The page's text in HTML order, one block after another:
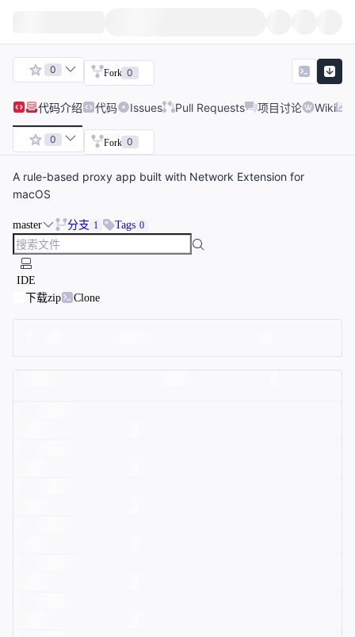
0 Fork 0
代码介绍 代码 Issues Pull Requests 项目讨论 Wiki
0 Fork 0
A rule-based proxy app built with Network Extension for
macOS
master 分支 1 Tags 0
IDE
下载zip
Clone